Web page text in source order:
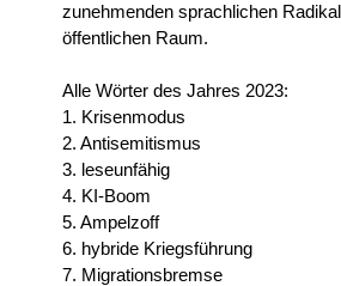
zunehmenden sprachlichen
öffentlichen Raum.
Alle Wörter des Jahres 2023:
1. Krisenmodus
2. Antisemitismus
3. leseunfähig
4. KI-Boom
5. Ampelzoff
6. hybride Kriegsführung
7. Migrationsbremse